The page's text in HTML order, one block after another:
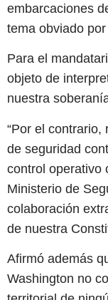
embarcaciones
tema obviado
Para el
objeto de
nuestra
“Por el
de seguridad
control operativo
Ministerio de
colaboración
de nuestra
Afirmó además
Washington no